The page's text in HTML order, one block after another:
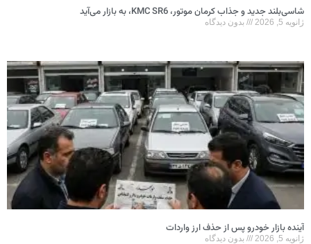
شاسی‌بلند جدید و جذاب کرمان موتور، KMC SR6، به بازار می‌آید
ژانویه 5, 2026 بدون دیدگاه
آینده بازار خودرو پس از حذف ارز واردات
ژانویه 5, 2026 بدون دیدگاه